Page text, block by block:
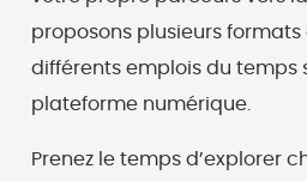
proposons plusieurs
différents emplois du temps
plateforme numérique.
Prenez le temps d’explorer